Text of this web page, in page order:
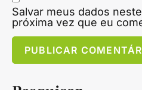
Salvar meus dados
próxima vez que eu